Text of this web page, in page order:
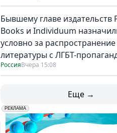
Бывшему главе издательств
Books и Individuum
условно за распространение
литературы с ЛГБТ-
РоссияВчера 15:08
Еще →
erid: LdtCK5udn
РЕКЛАМА
АО "ГАТР", ИНН: 7841320717